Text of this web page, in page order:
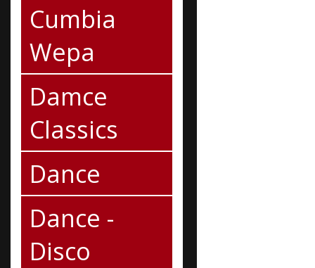
Cumbia
Wepa
Damce
Classics
Dance
Dance -
Disco